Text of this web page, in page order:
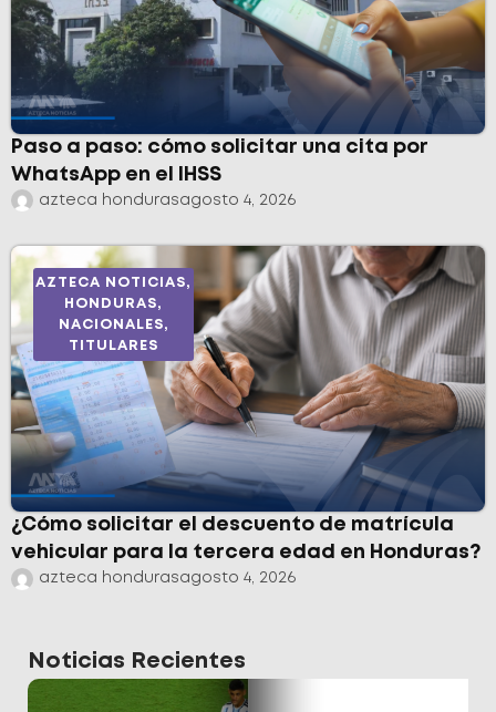
Paso a paso: cómo solicitar una cita por
WhatsApp en el IHSS
azteca hondurasagosto 4, 2026
AZTECA NOTICIAS,
HONDURAS,
NACIONALES,
TITULARES
¿Cómo solicitar el descuento de matrícula
vehicular para la tercera edad en Honduras?
azteca hondurasagosto 4, 2026
Noticias Recientes